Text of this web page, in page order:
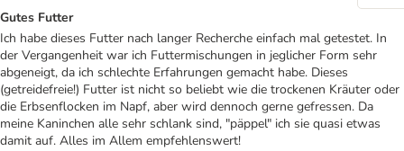
Gutes Futter
Ich habe dieses Futter nach langer Recherche einfach mal getestet. In
der Vergangenheit war ich Futtermischungen in jeglicher Form sehr
abgeneigt, da ich schlechte Erfahrungen gemacht habe. Dieses
(getreidefreie!) Futter ist nicht so beliebt wie die trockenen Kräuter oder
die Erbsenflocken im Napf, aber wird dennoch gerne gefressen. Da
meine Kaninchen alle sehr schlank sind, "päppel" ich sie quasi etwas
damit auf. Alles im Allem empfehlenswert!